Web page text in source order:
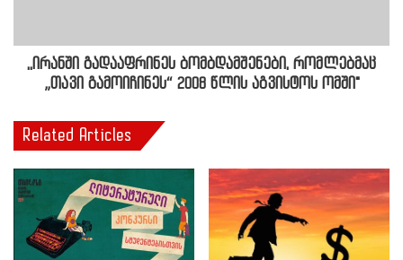
,,ირანში გადააფრინეს ბომბდამშენები, რომლებმაც
„თავი გამოიჩინეს“ 2008 წლის აგვისტოს ომში"
Related Articles